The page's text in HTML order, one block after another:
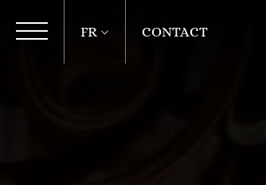
FR CONTACT